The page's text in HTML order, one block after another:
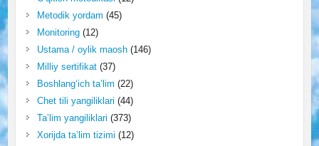
Metodik yordam (45)
Monitoring(12)
Ustama / oylik maosh(146)
Milliy sertifikat(37)
Boshlang‘ich ta’lim (22)
Chet tili yangiliklari (44)
Ta’lim yangiliklari (373)
Xorijda ta’lim tizimi (12)